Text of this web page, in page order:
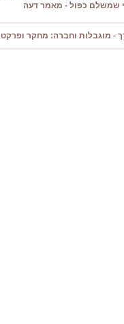
שמשלם כפול - מאמר דעה
- מוגבלות וחברה: מחקר